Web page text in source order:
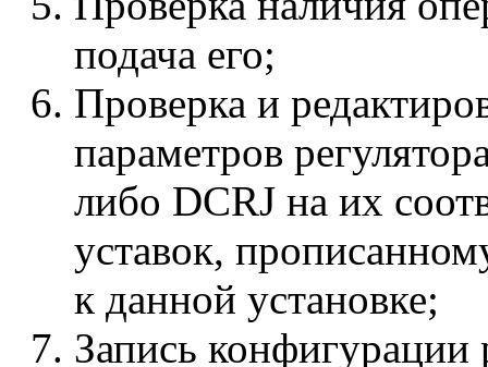
подача его;
Проверка и
параметров
либо DCRJ на их
уставок,
к данной установке;
Запись конфигурации